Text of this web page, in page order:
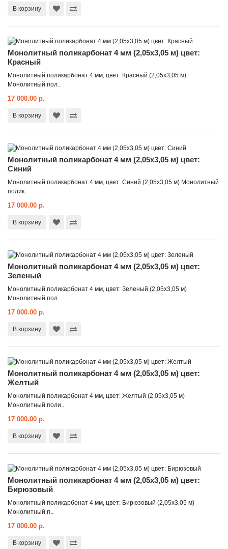
В корзину
Монолитный поликарбонат 4 мм (2,05x3,05 м) цвет:
Красный
Монолитный поликарбонат 4 мм, цвет: Красный (2,05x3,05 м)
Монолитный пол..
17 000.00 р.
В корзину
Монолитный поликарбонат 4 мм (2,05x3,05 м) цвет:
Синий
Монолитный поликарбонат 4 мм, цвет: Синий (2,05x3,05 м) Монолитный
полик..
17 000.00 р.
В корзину
Монолитный поликарбонат 4 мм (2,05x3,05 м) цвет:
Зеленый
Монолитный поликарбонат 4 мм, цвет: Зеленый (2,05x3,05 м)
Монолитный пол..
17 000.00 р.
В корзину
Монолитный поликарбонат 4 мм (2,05x3,05 м) цвет:
Желтый
Монолитный поликарбонат 4 мм, цвет: Желтый (2,05x3,05 м)
Монолитный поли..
17 000.00 р.
В корзину
Монолитный поликарбонат 4 мм (2,05x3,05 м) цвет:
Бирюзовый
Монолитный поликарбонат 4 мм, цвет: Бирюзовый (2,05x3,05 м)
Монолитный п..
17 000.00 р.
В корзину